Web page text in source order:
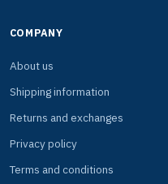
COMPANY
About us
Shipping information
Returns and exchanges
Privacy policy
Terms and conditions